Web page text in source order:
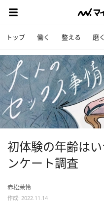
トップ 働く 整える 磨く
初体験の年齢は
ンケート調査
赤松茉怜
作成: 2022.11.14